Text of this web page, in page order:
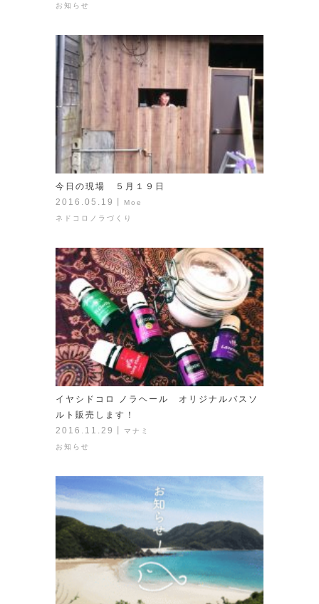
お知らせ
今日の現場 ５月１９日
2016.05.19
Moe
ネドコロノラづくり
イヤシドコロ ノラヘール オリジナルバスソ
ルト販売します！
2016.11.29
マナミ
お知らせ